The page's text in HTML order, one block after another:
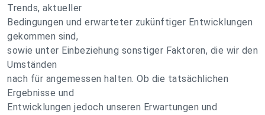
Trends, aktueller
Bedingungen und erwarteter zukünftiger Entwicklungen
gekommen sind,
sowie unter Einbeziehung sonstiger Faktoren, die wir den
Umständen
nach für angemessen halten. Ob die tatsächlichen
Ergebnisse und
Entwicklungen jedoch unseren Erwartungen und